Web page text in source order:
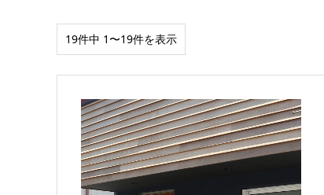
19件中 1〜19件を表示